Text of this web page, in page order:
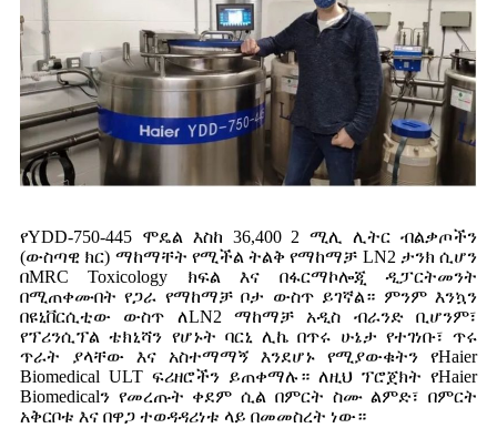
የYDD-750-445 ሞዴል እስከ 36,400 2 ሚሊ ሊትር ብልቃጦችን
(ውስጣዊ ክር) ማከማቸት የሚችል ትልቅ የማከማቻ LN2 ታንክ ሲሆን
በMRC Toxicology ክፍል እና በፋርማኮሎጂ ዲፓርትመንት
በሚጠቀሙበት የጋራ የማከማቻ ቦታ ውስጥ ይገኛል። ምንም እንኳን
በዩኒቨርሲቲው ውስጥ ለLN2 ማከማቻ አዲስ ብራንድ ቢሆንም፣
የፕሪንሲፕል ቴክኒሻን የሆኑት ባርኒ ሊኬ በጥሩ ሁኔታ የተገነቡ፣ ጥሩ
ጥራት ያላቸው እና አስተማማኝ እንደሆኑ የሚያውቁትን የHaier
Biomedical ULT ፍሪዘሮችን ይጠቀማሉ። ለዚህ ፕሮጀክት የHaier
Biomedicalን የመረጡት ቀደም ሲል በምርት ስሙ ልምድ፣ በምርት
አቅርቦቱ እና በዋጋ ተወዳዳሪነቱ ላይ በመመስረት ነው።